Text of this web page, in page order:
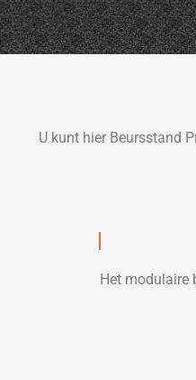
U kunt hier Beursstand
Het modulaire